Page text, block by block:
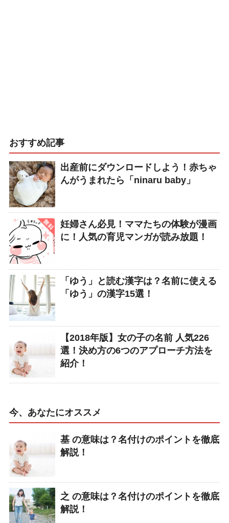
おすすめ記事
出産前にダウンロードしよう！赤ちゃ
んがうまれたら「ninaru baby」
妊婦さん必見！ママたちの体験が漫画
に！人気の育児マンガが読み放題！
「ゆう」と読む漢字は？名前に使える
「ゆう」の漢字15選！
【2018年版】女の子の名前 人気226
選！決め方の6つのアプローチ方法を
紹介！
今、あなたにオススメ
基 の意味は？名付けのポイントを徹底
解説！
之 の意味は？名付けのポイントを徹底
解説！